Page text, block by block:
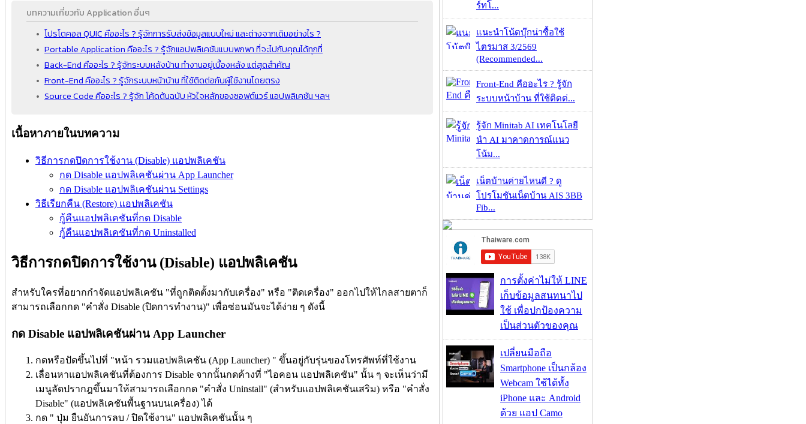
บทความเกี่ยวกับ Application อื่นๆ
โปรโตคอล QUIC คืออะไร ? รู้จักการรับส่งข้อมูลแบบใหม่ และต่างจากเดิมอย่างไร ?
Portable Application คืออะไร ? รู้จักแอปพลิเคชันแบบพกพา ที่จะไปกับคุณได้ทุกที่
Back-End คืออะไร ? รู้จักระบบหลังบ้าน ทำงานอยู่เบื้องหลัง แต่สุดสำคัญ
Front-End คืออะไร ? รู้จักระบบหน้าบ้าน ที่ใช้ติดต่อกับผู้ใช้งานโดยตรง
Source Code คืออะไร ? รู้จัก โค้ดต้นฉบับ หัวใจหลักของซอฟต์แวร์ แอปพลิเคชัน ฯลฯ
เนื้อหาภายในบทความ
วิธีการกดปิดการใช้งาน (Disable) แอปพลิเคชัน
กด Disable แอปพลิเคชันผ่าน App Launcher
กด Disable แอปพลิเคชันผ่าน Settings
วิธีเรียกคืน (Restore) แอปพลิเคชัน
กู้คืนแอปพลิเคชันที่กด Disable
กู้คืนแอปพลิเคชันที่กด Uninstalled
วิธีการกดปิดการใช้งาน (Disable) แอปพลิเคชัน
สำหรับใครที่อยากกำจัดแอปพลิเคชัน "ที่ถูกติดตั้งมากับเครื่อง" หรือ "ติดเครื่อง" ออกไปให้ไกลสายตาก็
สามารถเลือกกด "คำสั่ง Disable (ปิดการทำงาน)" เพื่อซ่อนมันจะได้ง่าย ๆ ดังนี้
กด Disable แอปพลิเคชันผ่าน App Launcher
กดหรือปัดขึ้นไปที่ "หน้า รวมแอปพลิเคชัน (App Launcher) " ขึ้นอยู่กับรุ่นของโทรศัพท์ที่ใช้งาน
เลื่อนหาแอปพลิเคชันที่ต้องการ Disable จากนั้นกดค้างที่ "ไอคอน แอปพลิเคชัน" นั้น ๆ จะเห็นว่ามี
เมนูลัดปรากฎขึ้นมาให้สามารถเลือกกด "คำสั่ง Uninstall" (สำหรับแอปพลิเคชันเสริม) หรือ "คำสั่ง
Disable" (แอปพลิเคชันพื้นฐานบนเครื่อง) ได้
กด " ปุ่ม ยืนยันการลบ / ปิดใช้งาน" แอปพลิเคชันนั้น ๆ
ร์ทโ...
แนะนำโน้ตบุ๊กน่าซื้อใช้
ไตรมาส 3/2569
(Recommended...
Front-End คืออะไร ? รู้จัก
ระบบหน้าบ้าน ที่ใช้ติดต่...
รู้จัก Minitab AI เทคโนโลยี
นำ AI มาคาดการณ์แนว
โน้ม...
เน็ตบ้านค่ายไหนดี ? ดู
โปรโมชันเน็ตบ้าน AIS 3BB
Fib...
การตั้งค่าไม่ให้ LINE
เก็บข้อมูลสนทนาไป
ใช้ เพื่อปกป้องความ
เป็นส่วนตัวของคุณ
เปลี่ยนมือถือ
Smartphone เป็นกล้อง
Webcam ใช้ได้ทั้ง
iPhone และ Android
ด้วย แอป Camo